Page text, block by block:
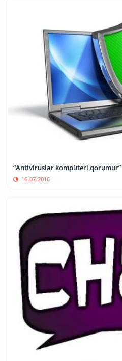
“Antiviruslar kompüteri qorumur”
16-07-2016